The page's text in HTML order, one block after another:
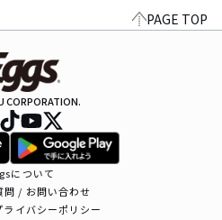
PAGE TOP
CORPORATION.
について
問 / お問い合わせ
イバシーポリシー